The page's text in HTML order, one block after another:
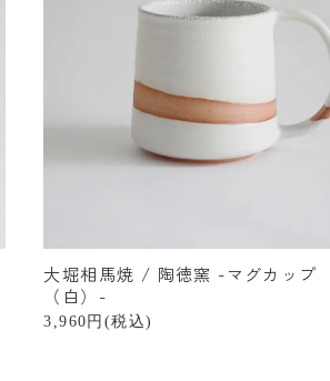
大堀相馬焼 / 陶徳窯 -マグカップ
（白）-
3,960円(税込)